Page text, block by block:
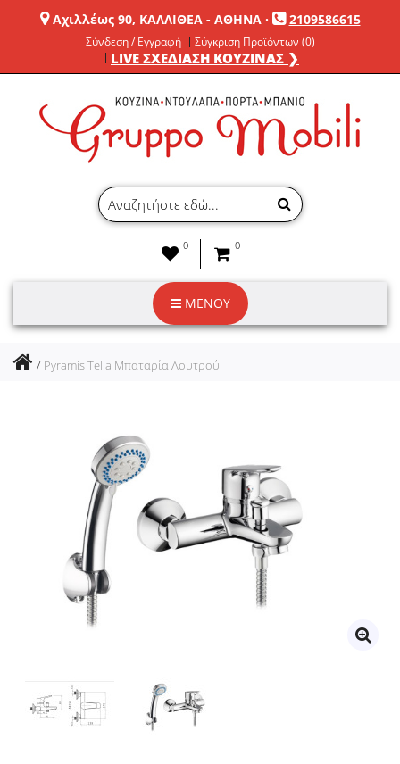
Αχιλλέως 90, ΚΑΛΛΙΘΕΑ - ΑΘΗΝΑ· 2109586615
Σύνδεση / Εγγραφή Σύγκριση Προϊόντων (0)
LIVE ΣΧΕΔΙΑΣΗ ΚΟΥΖΙΝΑΣ ❯
0 0
ΜΕΝΟΥ
Pyramis Tella Μπαταρία Λουτρού